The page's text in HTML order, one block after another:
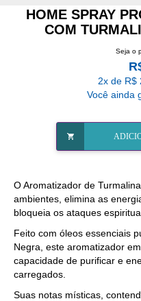
HOME SPRAY
COM
Seja o
2x de R$
Você ainda
O Aromatizador de
ambientes, elimina as
bloqueia os ataques
Feito com óleos essenciais
Negra, este aromatizador
capacidade de purificar e
carregados.
Suas notas místicas,